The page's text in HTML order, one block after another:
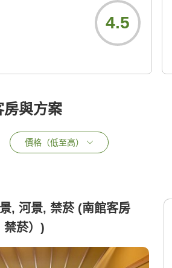
4.5
房與方案
價格（低至高）
, 河景, 禁菸 (南館客房
禁菸）)